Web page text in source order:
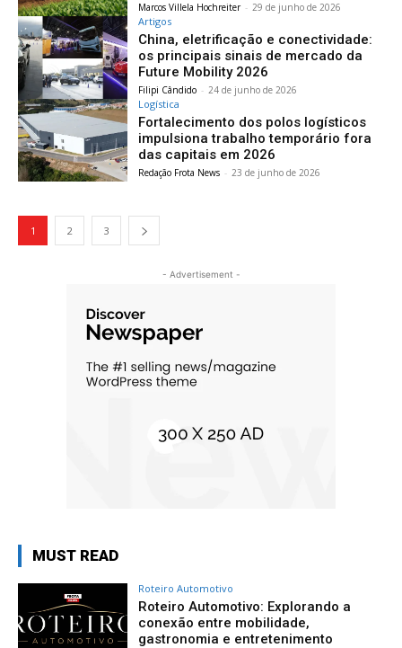
Marcos Villela Hochreiter - 29 de junho de 2026
Artigos
China, eletrificação e conectividade:
os principais sinais de mercado da
Future Mobility 2026
Filipi Cândido - 24 de junho de 2026
Logística
Fortalecimento dos polos logísticos
impulsiona trabalho temporário fora
das capitais em 2026
Redação Frota News - 23 de junho de 2026
1 2 3
- Advertisement -
MUST READ
Roteiro Automotivo
Roteiro Automotivo: Explorando a
conexão entre mobilidade,
gastronomia e entretenimento